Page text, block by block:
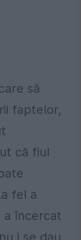
să
faptelor,
că fiul
fel a
a încercat
i se dau